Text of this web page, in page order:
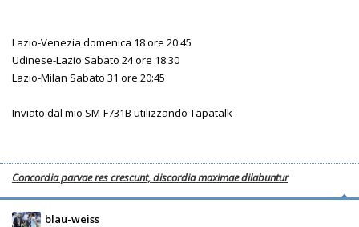
Lazio-Venezia domenica 18 ore 20:45
Udinese-Lazio Sabato 24 ore 18:30
Lazio-Milan Sabato 31 ore 20:45
Inviato dal mio SM-F731B utilizzando Tapatalk
Concordia parvae res crescunt, discordia maximae dilabuntur
blau-weiss